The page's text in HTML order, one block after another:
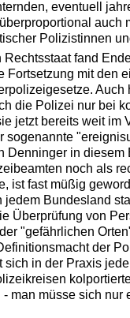
eventuell
auch
Polizistinnen
fand
Fortsetzung mit den
Auch
die Polizei nur bei
jetzt bereits weit im
sogenannte
Denninger in diesem
noch als
ist fast müßig
jedem Bundesland
Überprüfung von
"gefährlichen
der
sich in der Praxis
man müsse sich nur